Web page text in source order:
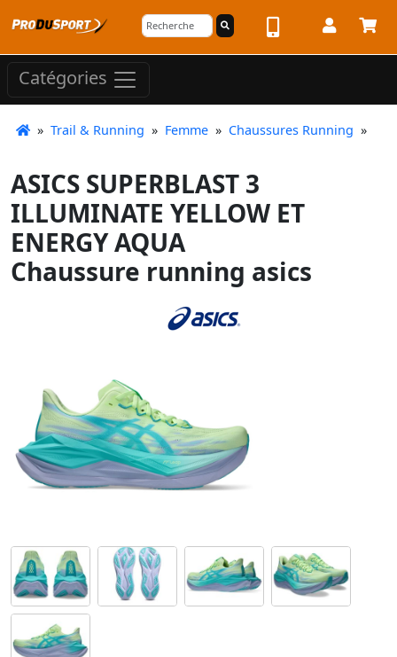
Catégories
» Trail & Running » Femme » Chaussures Running »
ASICS SUPERBLAST 3
ILLUMINATE YELLOW ET
ENERGY AQUA
Chaussure running asics